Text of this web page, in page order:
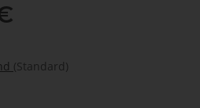
(Standard)